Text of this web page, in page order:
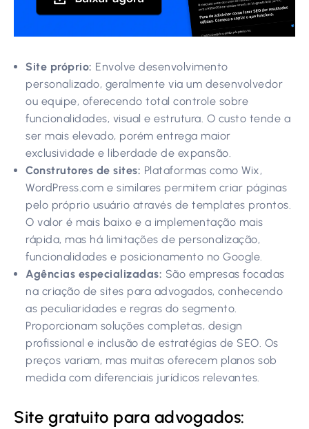
Site próprio: Envolve desenvolvimento
personalizado, geralmente via um desenvolvedor
ou equipe, oferecendo total controle sobre
funcionalidades, visual e estrutura. O custo tende a
ser mais elevado, porém entrega maior
exclusividade e liberdade de expansão.
Construtores de sites: Plataformas como Wix,
WordPress.com e similares permitem criar páginas
pelo próprio usuário através de templates prontos.
O valor é mais baixo e a implementação mais
rápida, mas há limitações de personalização,
funcionalidades e posicionamento no Google.
Agências especializadas: São empresas focadas
na criação de sites para advogados, conhecendo
as peculiaridades e regras do segmento.
Proporcionam soluções completas, design
profissional e inclusão de estratégias de SEO. Os
preços variam, mas muitas oferecem planos sob
medida com diferenciais jurídicos relevantes.
Site gratuito para advogados: